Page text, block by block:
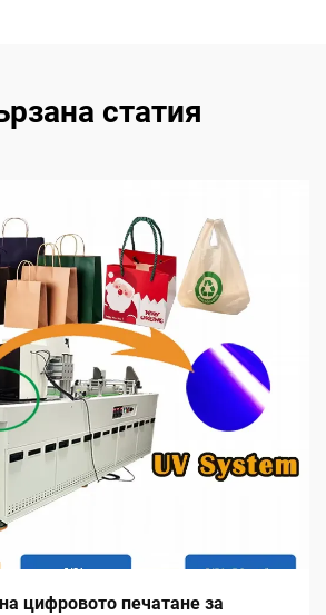
статия
цифровото печатане за